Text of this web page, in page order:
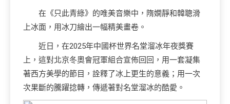
在《只此青綠》的唯美音樂中，隋嫻靜和韓聰滑
上冰面，用冰刀繪出一幅精美畫卷。
近日，在2025年中國杯世界名堂溜冰年夜獎賽
上，這對北京冬奧會冠軍組合宣佈回回，用一套凝集
著西方美學的節目，詮釋了冰上更生的意義；用一次
次果斷的騰躍捻轉，傳遞著對名堂溜冰的酷愛。